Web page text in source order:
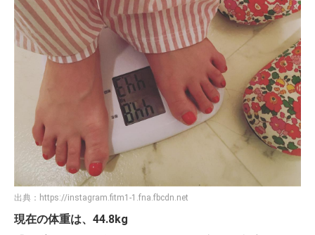
出典： https://instagram.fitm1-1.fna.fbcdn.net
現在の体重は、44.8kg